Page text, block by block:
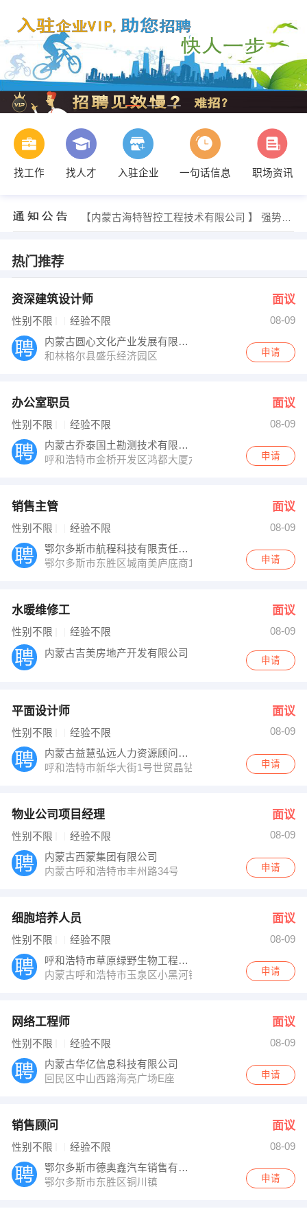
找工作 找人才 入驻企业 一句话信息 职场资讯
【内蒙古海特智控工程技术有限公司 】 强势入驻
发布 [办公室职员 ] 招聘信息
发布 [水暖维修工 ] 招聘信息
发布 [平面设计师 ] 招聘信息
【内蒙古海特智控工程技术有限公司 】 强势入驻
热门推荐
资深建筑设计师 面议
性别不限 经验不限
08-09
内蒙古圆心文化产业发展有限责任公司
和林格尔县盛乐经济园区
申请
办公室职员 面议
性别不限 经验不限
08-09
内蒙古乔泰国土勘测技术有限公司
呼和浩特市金桥开发区鸿都大厦六楼
申请
销售主管 面议
性别不限 经验不限
08-09
鄂尔多斯市航程科技有限责任公司
鄂尔多斯市东胜区城南美庐底商103号
申请
水暖维修工 面议
性别不限 经验不限
08-09
内蒙古吉美房地产开发有限公司
申请
平面设计师 面议
性别不限 经验不限
08-09
内蒙古益慧弘远人力资源顾问公司
呼和浩特市新华大街1号世贸晶钻C座808室
申请
物业公司项目经理 面议
性别不限 经验不限
08-09
内蒙古西蒙集团有限公司
内蒙古呼和浩特市丰州路34号
申请
细胞培养人员 面议
性别不限 经验不限
08-09
呼和浩特市草原绿野生物工程材料有限公司
内蒙古呼和浩特市玉泉区小黑河镇后八里243号
申请
网络工程师 面议
性别不限 经验不限
08-09
内蒙古华亿信息科技有限公司
回民区中山西路海亮广场E座
申请
销售顾问 面议
性别不限 经验不限
08-09
鄂尔多斯市德奥鑫汽车销售有限责任公司
鄂尔多斯市东胜区铜川镇
申请